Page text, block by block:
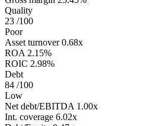
Quality
23 /100
Poor
Asset turnover 0.68x
ROA 2.15%
ROIC 2.98%
Debt
84 /100
Low
Net debt/EBITDA 1.00x
Int. coverage 6.02x